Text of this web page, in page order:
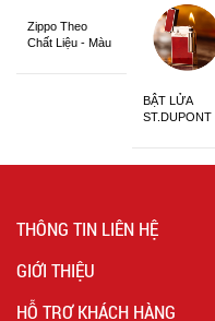
Zippo Theo
Chất Liệu - Màu
BẬT LỬA
ST.DUPONT
THÔNG TIN LIÊN HỆ
GIỚI THIỆU
HỖ TRỢ KHÁCH HÀNG